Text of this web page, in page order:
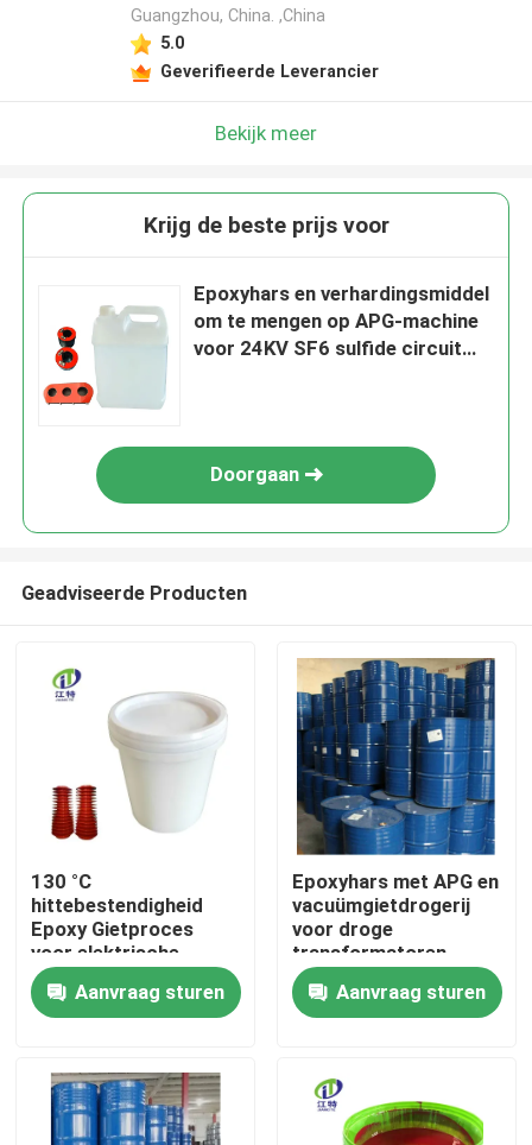
Thuis
Over ons
Guangzhou, China. ,China
5.0
Geverifieerde Leverancier
Bekijk meer
Krijg de beste prijs voor
Epoxyhars en verhardingsmiddel
om te mengen op APG-machine
voor 24KV SF6 sulfide circuit
Doorgaan
Geadviseerde Producten
130 °C
hittebestendigheid
Epoxy Gietproces
voor elektrische
isolatoren
Aanvraag sturen
Epoxyhars met APG en
vacuümgietdrogerij
voor droge
transformatoren
Aanvraag sturen